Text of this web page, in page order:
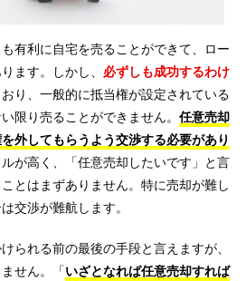
有利に自宅を売ることができて、ロー
ます。しかし、 必ずしも成功するわけ
り、一般的に抵当権が設定されている
限り売ることができません。 任意売却
外してもらうよう交渉する必要があり
が高く、「任意売却したいです」と言
とはまずありません。特に売却が難し
交渉が難航します。
られる前の最後の手段と言えますが、
せん。「 いざとなれば任意売却すれば